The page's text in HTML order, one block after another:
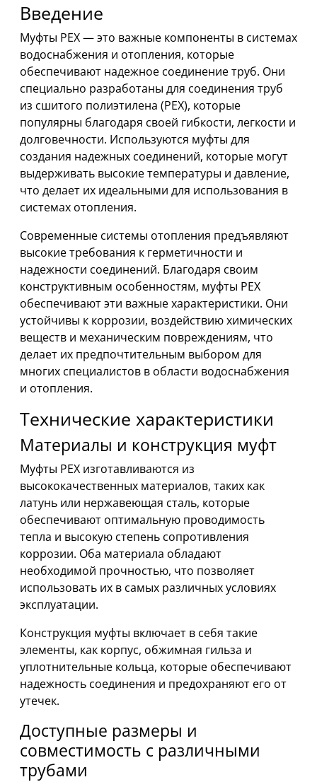
Введение
Муфты PEX — это важные компоненты в системах
водоснабжения и отопления, которые
обеспечивают надежное соединение труб. Они
специально разработаны для соединения труб
из сшитого полиэтилена (PEX), которые
популярны благодаря своей гибкости, легкости и
долговечности. Используются муфты для
создания надежных соединений, которые могут
выдерживать высокие температуры и давление,
что делает их идеальными для использования в
системах отопления.
Современные системы отопления предъявляют
высокие требования к герметичности и
надежности соединений. Благодаря своим
конструктивным особенностям, муфты PEX
обеспечивают эти важные характеристики. Они
устойчивы к коррозии, воздействию химических
веществ и механическим повреждениям, что
делает их предпочтительным выбором для
многих специалистов в области водоснабжения
и отопления.
Технические характеристики
Материалы и конструкция муфт
Муфты PEX изготавливаются из
высококачественных материалов, таких как
латунь или нержавеющая сталь, которые
обеспечивают оптимальную проводимость
тепла и высокую степень сопротивления
коррозии. Оба материала обладают
необходимой прочностью, что позволяет
использовать их в самых различных условиях
эксплуатации.
Конструкция муфты включает в себя такие
элементы, как корпус, обжимная гильза и
уплотнительные кольца, которые обеспечивают
надежность соединения и предохраняют его от
утечек.
Доступные размеры и
совместимость с различными
трубами